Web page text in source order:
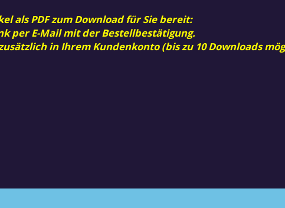
als PDF zum Download für Sie bereit:
per E-Mail mit der Bestellbestätigung.
in Ihrem Kundenkonto (bis zu 10 Downloads